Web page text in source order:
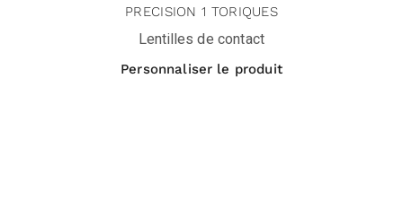
PRECISION 1 TORIQUES
Lentilles de contact
Personnaliser le produit